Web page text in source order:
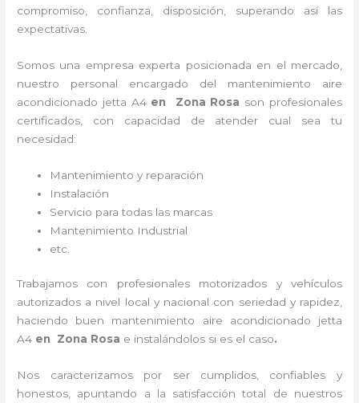
compromiso, confianza, disposición, superando así las
expectativas.
Somos una empresa experta posicionada en el mercado,
nuestro personal encargado del mantenimiento aire
acondicionado jetta A4en Zona Rosa son profesionales
certificados, con capacidad de atender cual sea tu
necesidad:
Mantenimiento y reparación
Instalación
Servicio para todas las marcas
Mantenimiento Industrial
etc.
Trabajamos con profesionales motorizados y vehículos
autorizados a nivel local y nacional con seriedad y rapidez,
haciendo buen mantenimiento aire acondicionado jetta
A4 en Zona Rosa e instalándolos si es el caso.
Nos caracterizamos por ser cumplidos, confiables y
honestos, apuntando a la satisfacción total de nuestros